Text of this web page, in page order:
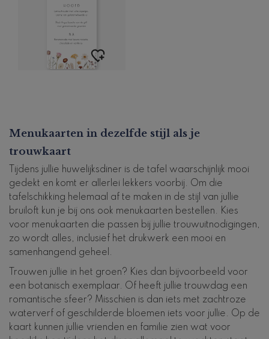
Menukaarten in dezelfde stijl als je
trouwkaart
Tijdens jullie huwelijksdiner is de tafel waarschijnlijk mooi
gedekt en komt er allerlei lekkers voorbij. Om die
tafelschikking helemaal af te maken in de stijl van jullie
bruiloft kun je bij ons ook menukaarten bestellen. Kies
voor menukaarten die passen bij jullie trouwuitnodigingen,
zo wordt alles, inclusief het drukwerk een mooi en
samenhangend geheel.
Trouwen jullie in het groen? Kies dan bijvoorbeeld voor
een botanisch exemplaar. Of heeft jullie trouwdag een
romantische sfeer? Misschien is dan iets met zachtroze
waterverf of geschilderde bloemen iets voor jullie. Op de
kaart kunnen jullie vrienden en familie zien wat voor